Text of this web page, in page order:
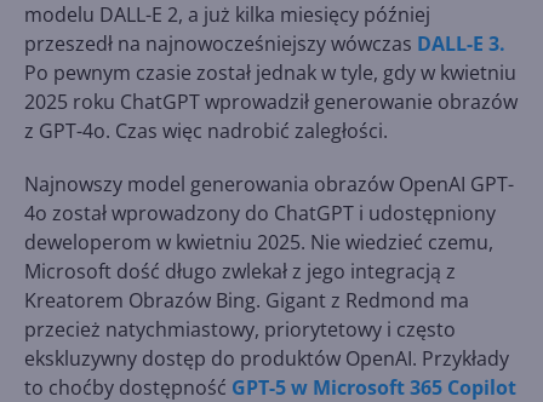
modelu DALL-E 2, a już kilka miesięcy później
przeszedł na najnowocześniejszy wówczas DALL-E 3.
Po pewnym czasie został jednak w tyle, gdy w kwietniu
2025 roku ChatGPT wprowadził generowanie obrazów
z GPT-4o. Czas więc nadrobić zaległości.
Najnowszy model generowania obrazów OpenAI GPT-
4o został wprowadzony do ChatGPT i udostępniony
deweloperom w kwietniu 2025. Nie wiedzieć czemu,
Microsoft dość długo zwlekał z jego integracją z
Kreatorem Obrazów Bing. Gigant z Redmond ma
przecież natychmiastowy, priorytetowy i często
ekskluzywny dostęp do produktów OpenAI. Przykłady
to choćby dostępność GPT-5 w Microsoft 365 Copilot